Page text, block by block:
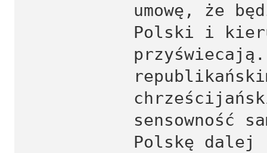
umowę, że
Polski i
przyświecają.
sensowność
Polskę dalej